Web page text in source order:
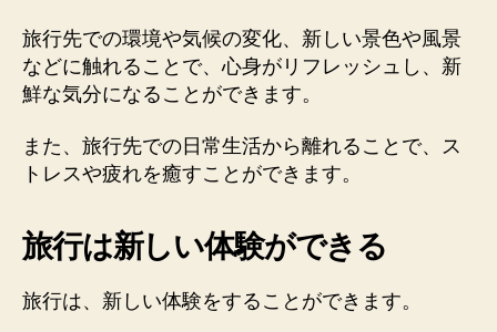
旅行先での環境や気候の変化、新しい景色や風景
などに触れることで、心身がリフレッシュし、新
鮮な気分になることができます。
また、旅行先での日常生活から離れることで、ス
トレスや疲れを癒すことができます。
旅行は新しい体験ができる
旅行は、新しい体験をすることができます。